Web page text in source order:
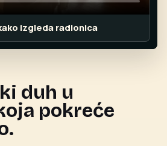
izgleda radionica
duh u
pokreće